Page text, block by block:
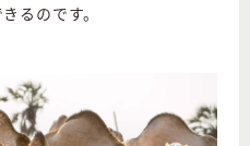
るのです。